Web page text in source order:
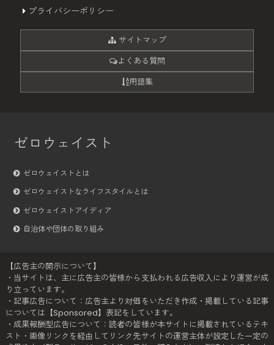
プライバシーポリシー
サイトマップ
よくある質問
用語集
ゼロウェイスト
ゼロウェイストとは
ゼロウェイストなライフスタイルとは
ゼロウェイストアイディア
自治体や団体の取り組み
【広告主の開示について】
・当サイトは、主に広告主の皆様から支払われる広告収入により運営が成
り立っています。
・記事広告について：広告主より対価をいただき作成・掲載している記事
については【Sponsored】表記をしています。
・成果報酬型広告について：読者の皆様が本サイトに掲載されているテキ
スト・画像リンクを経由してリンク先サイトの運営主体が設定した一定の